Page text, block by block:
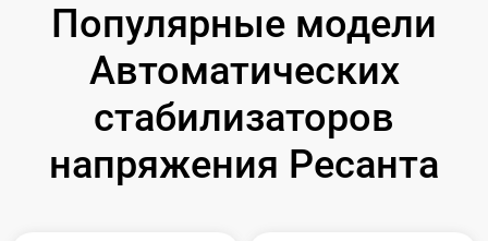
Популярные модели
Автоматических
стабилизаторов
напряжения Ресанта